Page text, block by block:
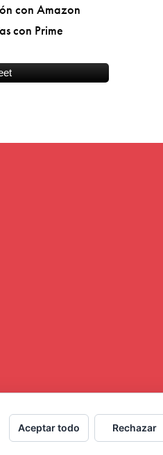
con Amazon
con Prime
Aceptar todo Rechazar